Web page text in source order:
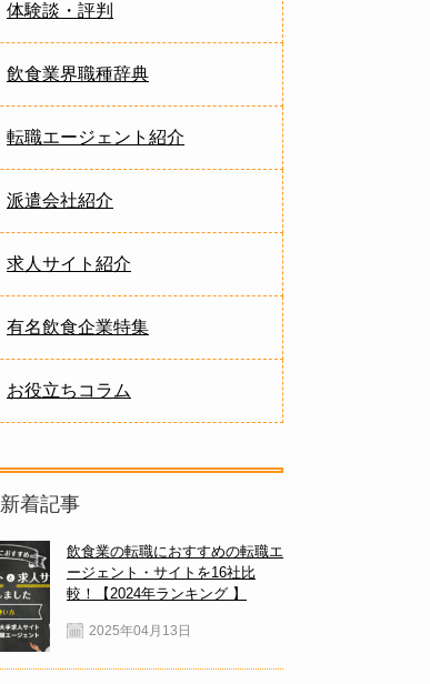
体験談・評判
飲食業界職種辞典
転職エージェント紹介
派遣会社紹介
求人サイト紹介
有名飲食企業特集
お役立ちコラム
新着記事
飲食業の転職におすすめの転職エ
ージェント・サイトを16社比
較！【2024年ランキング 】
2025年04月13日